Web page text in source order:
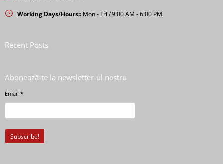
Working Days/Hours:: Mon - Fri / 9:00 AM - 6:00 PM
Recent Posts
Abonează-te la newsletter-ul nostru
Email *